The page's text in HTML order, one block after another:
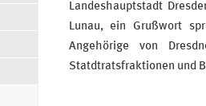
Landeshauptstadt
Lunau, ein Grußwort
Angehörige von
Statdtratsfraktionen und